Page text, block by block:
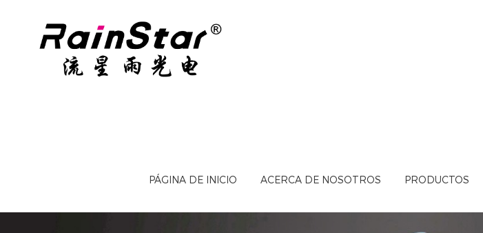
PÁGINA DE INICIO ACERCA DE NOSOTROS PRODUCTOS